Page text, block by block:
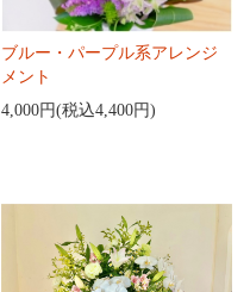
ブルー・パープル系アレンジ
メント
4,000円(税込4,400円)